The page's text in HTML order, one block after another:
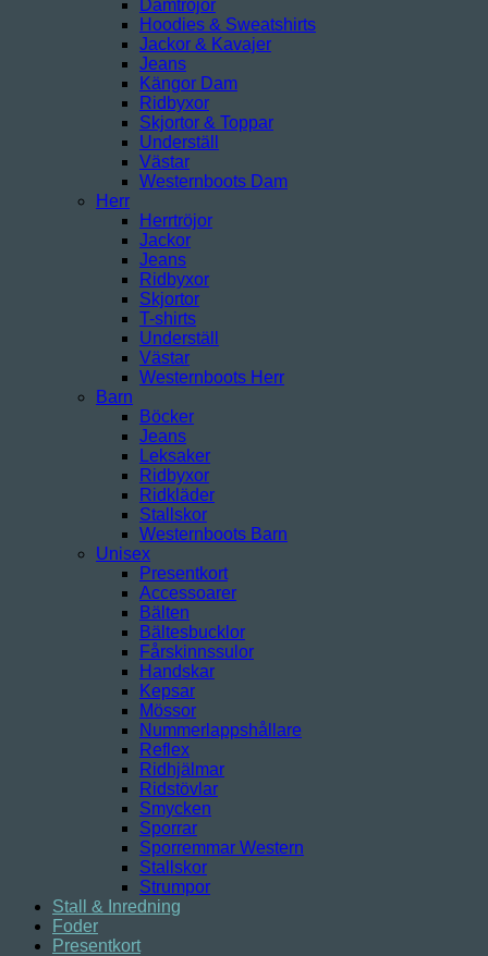
Damtröjor
Hoodies & Sweatshirts
Jackor & Kavajer
Jeans
Kängor Dam
Ridbyxor
Skjortor & Toppar
Underställ
Västar
Westernboots Dam
Herr
Herrtröjor
Jackor
Jeans
Ridbyxor
Skjortor
T-shirts
Underställ
Västar
Westernboots Herr
Barn
Böcker
Jeans
Leksaker
Ridbyxor
Ridkläder
Stallskor
Westernboots Barn
Unisex
Presentkort
Accessoarer
Bälten
Bältesbucklor
Fårskinnssulor
Handskar
Kepsar
Mössor
Nummerlappshållare
Reflex
Ridhjälmar
Ridstövlar
Smycken
Sporrar
Sporremmar Western
Stallskor
Strumpor
Stall & Inredning
Foder
Presentkort